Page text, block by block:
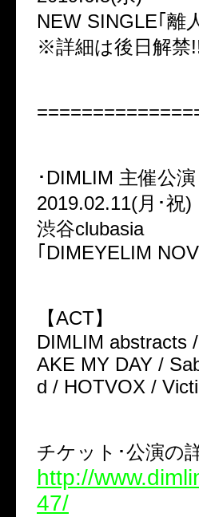
NEW SINGLE｢離
※詳細は後日解禁
･DIMLIM 主催公演
2019.02.11(月･祝)
渋谷clubasia
｢DIMEYELIM
【ACT】
DIMLIM abstracts
AKE MY DAY /
d / HOTVOX /
チケット･公演の
http://
47/